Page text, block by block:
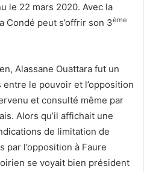
le 22 mars 2020. Avec la
Condé peut s’offrir son 3ème
Alassane Ouattara fut un
le pouvoir et l’opposition
et consulté même par
Alors qu’il affichait une
de limitation de
l’opposition à Faure
se voyait bien président